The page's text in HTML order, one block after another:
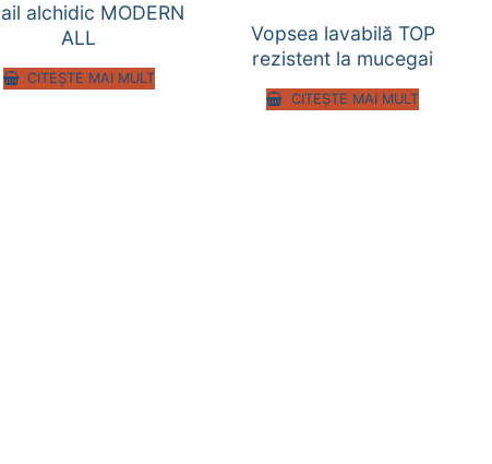
alchidic MODERN
ALL
CITEȘTE MAI MULT
Vopsea lavabilă TOP
rezistent la mucegai
CITEȘTE MAI MULT